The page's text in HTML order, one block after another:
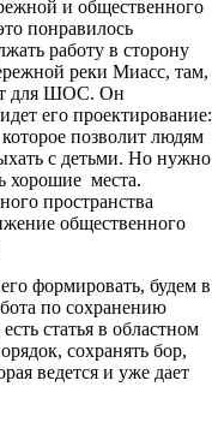
и общественного
понравилось
работу в сторону
реки Миасс, там,
для ШОС. Он
его проектирование:
позволит людям
с детьми. Но нужно
хорошие места.
пространства
общественного
формировать, будем в
по сохранению
статья в областном
сохранять бор,
ведется и уже дает